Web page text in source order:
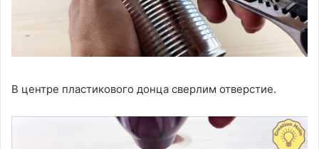
В центре пластикового донца сверлим отверстие.